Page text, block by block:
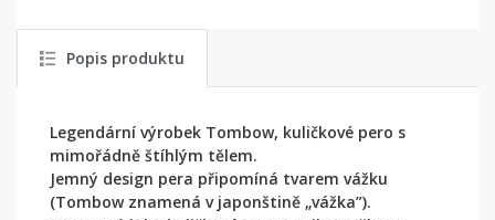
Popis produktu
Legendární výrobek Tombow, kuličkové pero s
mimořádně štíhlým tělem.
Jemný design pera připomíná tvarem vážku
(Tombow znamená v japonštině „vážka”).